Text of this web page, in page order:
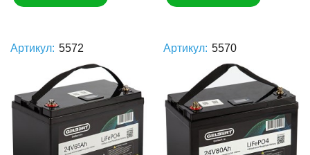
Артикул: 5572 Артикул: 5570